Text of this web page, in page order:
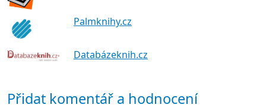
Palmknihy.cz
Databázeknih.cz
Přidat komentář a hodnocení